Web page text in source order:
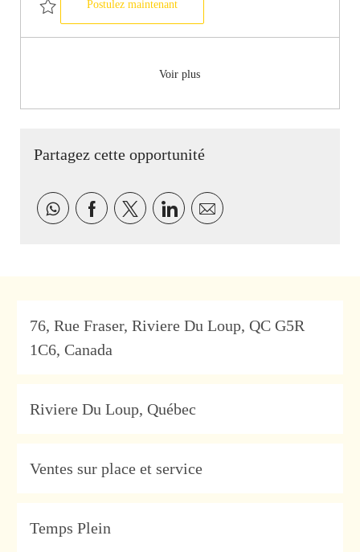
Sauvegarder livreur R-0599992
Postulez maintenantlivreur
Voir plus
Partagez cette opportunité
Partager via Facebook
Partager via twitter
Partager via LinkedIn
Partager par e-mail
Address
76, Rue Fraser, Riviere Du Loup, QC G5R
1C6, Canada
Location
Riviere Du Loup, Québec
Category
Ventes sur place et service
Type
Temps Plein